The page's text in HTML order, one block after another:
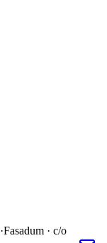
·Fasadum · c/o